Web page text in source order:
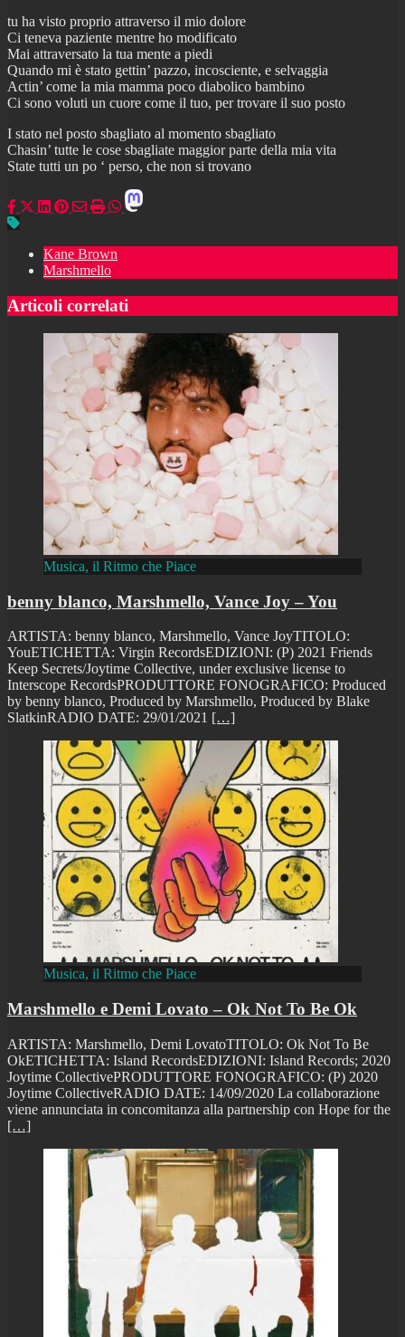
tu ha visto proprio attraverso il mio dolore
Ci teneva paziente mentre ho modificato
Mai attraversato la tua mente a piedi
Quando mi è stato gettin’ pazzo, incosciente, e selvaggia
Actin’ come la mia mamma poco diabolico bambino
Ci sono voluti un cuore come il tuo, per trovare il suo posto
I stato nel posto sbagliato al momento sbagliato
Chasin’ tutte le cose sbagliate maggior parte della mia vita
State tutti un po ‘ perso, che non si trovano
Kane Brown
Marshmello
Articoli correlati
Musica, il Ritmo che Piace
benny blanco, Marshmello, Vance Joy – You
ARTISTA: benny blanco, Marshmello, Vance JoyTITOLO:
YouETICHETTA: Virgin RecordsEDIZIONI: (P) 2021 Friends
Keep Secrets/Joytime Collective, under exclusive license to
Interscope RecordsPRODUTTORE FONOGRAFICO: Produced
by benny blanco, Produced by Marshmello, Produced by Blake
SlatkinRADIO DATE: 29/01/2021 […]
Musica, il Ritmo che Piace
Marshmello e Demi Lovato – Ok Not To Be Ok
ARTISTA: Marshmello, Demi LovatoTITOLO: Ok Not To Be
OkETICHETTA: Island RecordsEDIZIONI: Island Records; 2020
Joytime CollectivePRODUTTORE FONOGRAFICO: (P) 2020
Joytime CollectiveRADIO DATE: 14/09/2020 La collaborazione
viene annunciata in concomitanza alla partnership con Hope for the
[…]